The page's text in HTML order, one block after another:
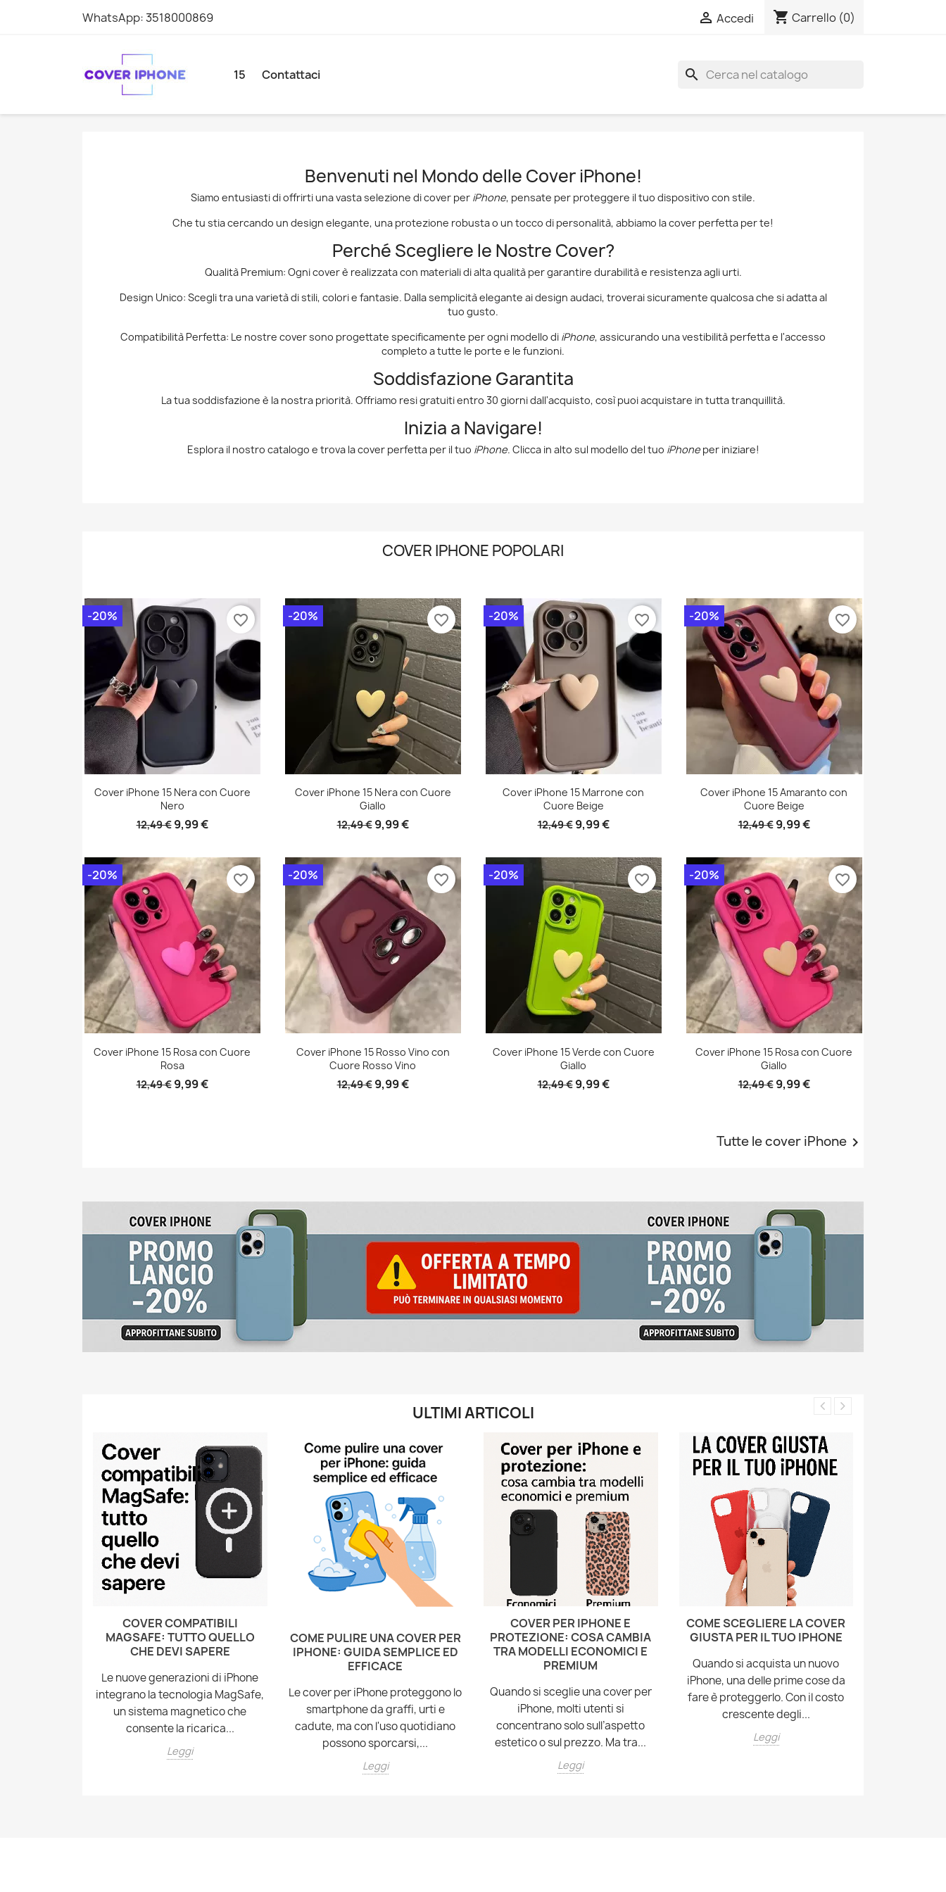
WhatsApp:3518000869  Accedi shopping_cart Carrello (0)
15 Contattaci search
Benvenuti nel Mondo delle Cover iPhone!
Siamo entusiasti di offrirti una vasta selezione di cover per iPhone, pensate per proteggere il tuo dispositivo con stile.
Che tu stia cercando un design elegante, una protezione robusta o un tocco di personalità, abbiamo la cover perfetta per te!
Perché Scegliere le Nostre Cover?
Qualità Premium: Ogni cover è realizzata con materiali di alta qualità per garantire durabilità e resistenza agli urti.
Design Unico: Scegli tra una varietà di stili, colori e fantasie. Dalla semplicità elegante ai design audaci, troverai sicuramente qualcosa che si adatta al
tuo gusto.
Compatibilità Perfetta: Le nostre cover sono progettate specificamente per ogni modello di iPhone, assicurando una vestibilità perfetta e l'accesso
completo a tutte le porte e le funzioni.
Soddisfazione Garantita
La tua soddisfazione è la nostra priorità. Offriamo resi gratuiti entro 30 giorni dall'acquisto, così puoi acquistare in tutta tranquillità.
Inizia a Navigare!
Esplora il nostro catalogo e trova la cover perfetta per il tuo iPhone. Clicca in alto sul modello del tuo iPhoneper iniziare!
COVER IPHONE POPOLARI
Cover iPhone 15 Nera con Cuore
Nero
12,49 € 9,99 €
-20% favorite_border
Cover iPhone 15 Nera con Cuore
Giallo
12,49 € 9,99 €
-20% favorite_border
Cover iPhone 15 Marrone con
Cuore Beige
12,49 € 9,99 €
-20% favorite_border
Cover iPhone 15 Amaranto con
Cuore Beige
12,49 € 9,99 €
-20% favorite_border
Cover iPhone 15 Rosa con Cuore
Rosa
12,49 € 9,99 €
-20% favorite_border
Cover iPhone 15 Rosso Vino con
Cuore Rosso Vino
12,49 € 9,99 €
-20% favorite_border
Cover iPhone 15 Verde con Cuore
Giallo
12,49 € 9,99 €
-20% favorite_border
Cover iPhone 15 Rosa con Cuore
Giallo
12,49 € 9,99 €
-20% favorite_border
Tutte le cover iPhone 
ULTIMI ARTICOLI
COVER COMPATIBILI
MAGSAFE: TUTTO QUELLO
CHE DEVI SAPERE
Le nuove generazioni di iPhone
integrano la tecnologia MagSafe,
un sistema magnetico che
consente la ricarica...
Leggi
COME PULIRE UNA COVER PER
IPHONE: GUIDA SEMPLICE ED
EFFICACE
Le cover per iPhone proteggono lo
smartphone da graffi, urti e
cadute, ma con l'uso quotidiano
possono sporcarsi,...
Leggi
COVER PER IPHONE E
PROTEZIONE: COSA CAMBIA
TRA MODELLI ECONOMICI E
PREMIUM
Quando si sceglie una cover per
iPhone, molti utenti si
concentrano solo sull’aspetto
estetico o sul prezzo. Ma tra...
Leggi
COME SCEGLIERE LA COVER
GIUSTA PER IL TUO IPHONE
Quando si acquista un nuovo
iPhone, una delle prime cose da
fare è proteggerlo. Con il costo
crescente degli...
Leggi